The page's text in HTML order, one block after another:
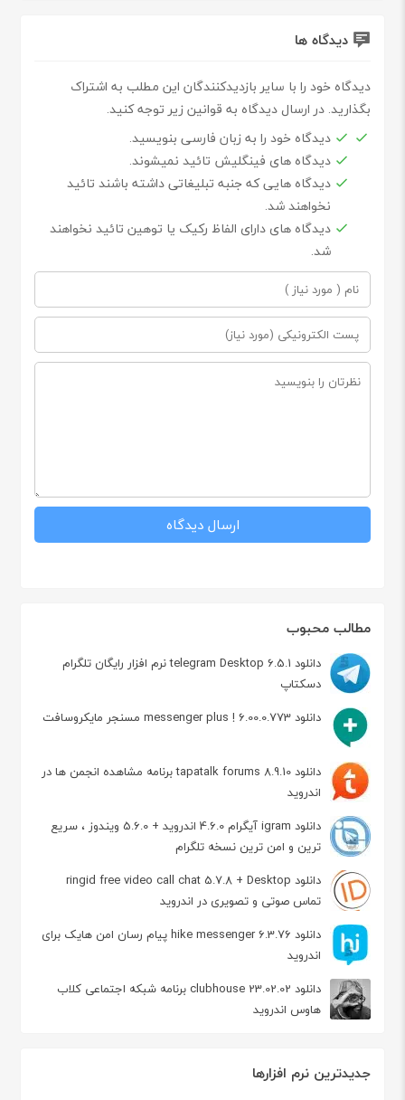
مطالب محبوب
دانلود telegram Desktop 6.5.1 نرم افزار رایگان تلگرام
دسکتاپ
دانلود messenger plus ! 6.00.0.773 مسنجر مایکروسافت
دانلود tapatalk forums 8.9.10 برنامه مشاهده انجمن ها در
اندروید
دانلود igram آیگرام 4.6.0 اندروید + 5.6.0 ویندوز ، سریع
ترین و امن ترین نسخه تلگرام
دانلود ringid free video call chat 5.7.8 + Desktop
تماس صوتی و تصویری در اندروید
دانلود hike messenger 6.3.76 پیام‌ رسان‌ امن هایک برای
اندروید
دانلود clubhouse 23.02.02 برنامه شبکه اجتماعی کلاب
هاوس اندروید
جدیدترین نرم افزارها
دیدگاه ها
دیدگاه خود را با سایر بازدیدکنندگان این مطلب به اشتراک
بگذارید. در ارسال دیدگاه به قوانین زیر توجه کنید.
دیدگاه خود را به زبان فارسی بنویسید.
دیدگاه های فینگلیش تائید نمیشوند.
دیدگاه هایی که جنبه تبلیغاتی داشته باشند تائید
نخواهند شد.
دیدگاه های دارای الفاظ رکیک یا توهین تائید نخواهند
شد.